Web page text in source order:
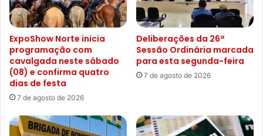
ExpoShow Norte inicia
programação com
cavalgada neste sábado
(08) e confirma quatro
dias de festa
7 de agosto de 2026
Deliberações da 26ª
Sessão Ordinária marcada
para esta segunda-feira
7 de agosto de 2026